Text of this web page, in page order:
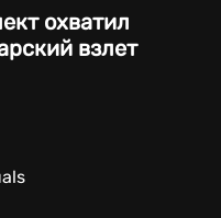
охватил
взлет